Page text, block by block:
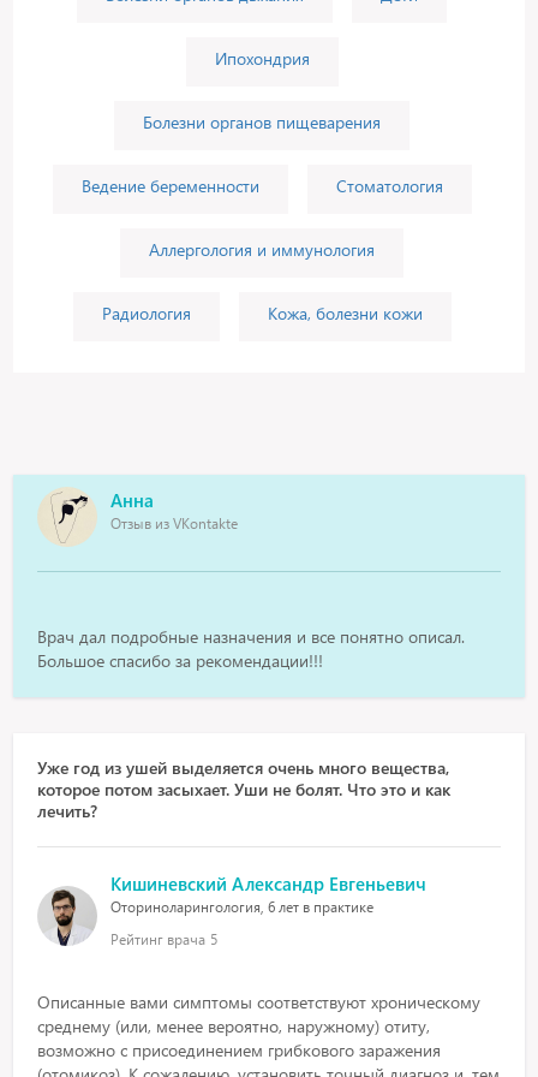
Ипохондрия
Болезни органов пищеварения
Ведение беременности Стоматология
Аллергология и иммунология
Радиология Кожа, болезни кожи
Анна
Отзыв из VKontakte
Врач дал подробные назначения и все понятно описал.
Большое спасибо за рекомендации!!!
Уже год из ушей выделяется очень много вещества,
которое потом засыхает. Уши не болят. Что это и как
лечить?
Кишиневский Александр Евгеньевич
Оториноларингология, 6 лет в практике
Рейтинг врача 5
Описанные вами симптомы соответствуют хроническому
среднему (или, менее вероятно, наружному) отиту,
возможно с присоединением грибкового заражения